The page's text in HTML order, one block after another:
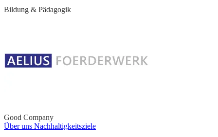
Bildung & Pädagogik
Good Company
Über uns Nachhaltigkeitsziele